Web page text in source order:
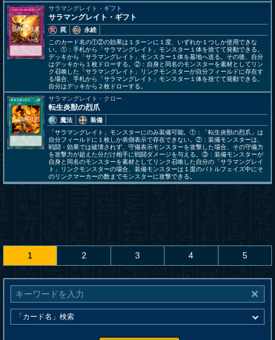
サラマングレイト・ギフト
サラマングレイト・ギフト
罠
永続
このカード名の①②の効果は１ターンに１度、いずれか１つしか使用できな
い。①：手札から「サラマングレイト」モンスター１体を捨てて発動できる。
デッキから「サラマングレイト」モンスター１体を墓地へ送る。その後、自分
はデッキから１枚ドローする。②：自身と同名のモンスターを素材としてリン
ク召喚した「サラマングレイト」リンクモンスターが自分フィールドに存在す
る場合、手札から「サラマングレイト」モンスター１体を捨てて発動できる。
自分はデッキから２枚ドローする。
サラマングレイト・クロー
転生炎獣の烈爪
魔法
装備
「サラマングレイト」モンスターにのみ装備可能。①：「転生炎獣の烈爪」は
自分フィールドに１枚しか表側表示で存在できない。②：装備モンスターは、
戦闘・効果では破壊されず、守備表示モンスターを攻撃した場合、その守備力
を攻撃力が超えた分だけ相手に戦闘ダメージを与える。③：装備モンスターが
自身と同名のモンスターを素材としてリンク召喚した自分の「サラマングレイ
ト」リンクモンスターの場合、装備モンスターは１度のバトルフェイズ中にそ
のリンクマーカーの数までモンスターに攻撃できる。
1 2 3 4 5